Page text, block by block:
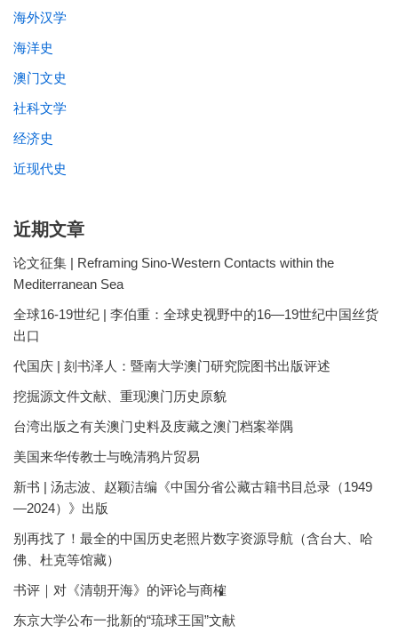
海外汉学
海洋史
澳门文史
社科文学
经济史
近现代史
近期文章
论文征集 | Reframing Sino-Western Contacts within the
Mediterranean Sea
全球16-19世纪 | 李伯重：全球史视野中的16—19世纪中国丝货
出口
代国庆 | 刻书泽人：暨南大学澳门研究院图书出版评述
挖掘源文件文献、重现澳门历史原貌
台湾出版之有关澳门史料及庋藏之澳门档案举隅
美国来华传教士与晚清鸦片贸易
新书 | 汤志波、赵颖洁编《中国分省公藏古籍书目总录（1949
—2024）》出版
别再找了！最全的中国历史老照片数字资源导航（含台大、哈
佛、杜克等馆藏）
书评｜对《清朝开海》的评论与商榷
东京大学公布一批新的“琉球王国”文献